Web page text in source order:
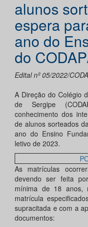
alunos
espera
ano do
do
Edital nº 05/2022/
A Direção do Colégio
de Sergipe
conhecimento dos
de alunos sorteados
ano do Ensino
letivo de 2023.
As matrículas
devendo ser feita
mínima de 18 anos,
matrícula
supracitada e com a
documentos: